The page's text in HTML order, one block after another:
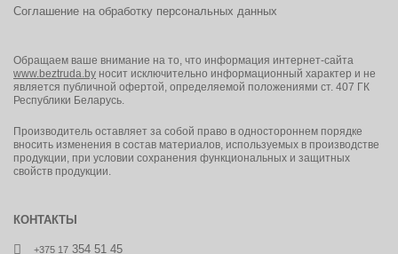
Соглашение на обработку персональных данных
Обращаем ваше внимание на то, что информация интернет-сайта
www.beztruda.by носит исключительно информационный характер и не
является публичной офертой, определяемой положениями ст. 407 ГК
Республики Беларусь.
Производитель оставляет за собой право в одностороннем порядке
вносить изменения в состав материалов, используемых в производстве
продукции, при условии сохранения функциональных и защитных
свойств продукции.
КОНТАКТЫ
+375 17 354 51 45